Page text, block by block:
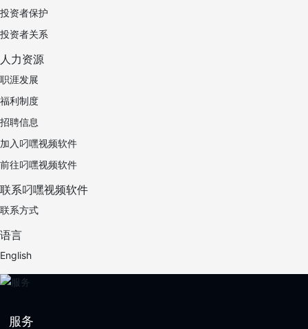
投资者保护
投资者关系
人力资源
职涯发展
福利制度
招聘信息
加入叼嘿视频软件
前往叼嘿视频软件
联系叼嘿视频软件
联系方式
语言
English
服务